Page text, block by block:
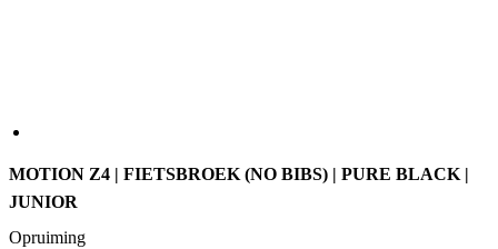
MOTION Z4 | FIETSBROEK (NO BIBS) | PURE BLACK |
JUNIOR
Opruiming